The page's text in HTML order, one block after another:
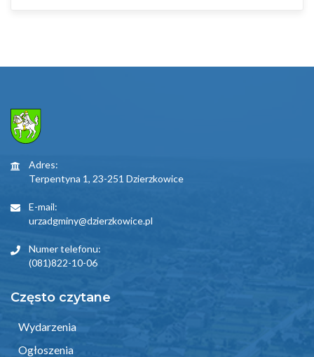
Adres:
Terpentyna 1, 23-251 Dzierzkowice
E-mail:
urzadgminy@dzierzkowice.pl
Numer telefonu:
(081)822-10-06
Często czytane
Wydarzenia
Ogłoszenia